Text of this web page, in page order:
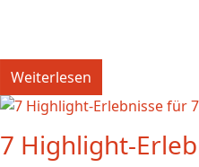
Weiterlesen
7 Highlight-